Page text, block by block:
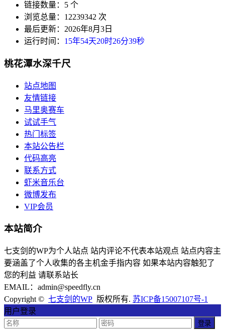
链接数量：5 个
浏览总量：12239342 次
最后更新：2026年8月3日
运行时间： 15年54天20时26分39秒
桃花潭水深千尺
站点地图
友情链接
马里奥赛车
试试手气
热门标签
本站公告栏
代码高亮
联系方式
虾米音乐台
微博发布
VIP会员
本站简介
七支剑的WP为个人站点 站内评论不代表本站观点 站点内容主
要涵盖了个人收集的各主机金手指内容 如果本站内容触犯了
您的利益 请联系站长
EMAIL：admin@speedfly.cn
Copyright © 七支剑的WP 版权所有. 苏ICP备15007107号-1
用户登录